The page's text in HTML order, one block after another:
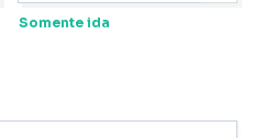
Somente ida